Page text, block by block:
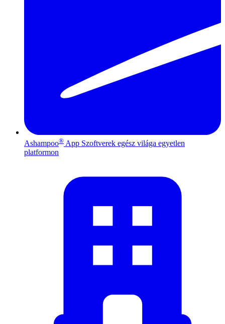
Ashampoo® App Szoftverek egész világa egyetlen
platformon